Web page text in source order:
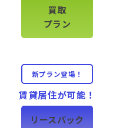
買取
プラン
新プラン登場！
賃貸居住が可能！
リースバック